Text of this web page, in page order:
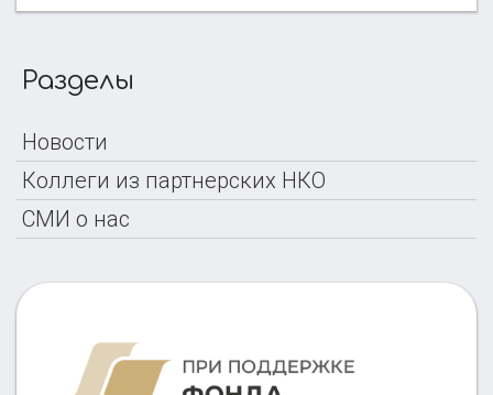
Разделы
Новости
Коллеги из партнерских НКО
СМИ о нас